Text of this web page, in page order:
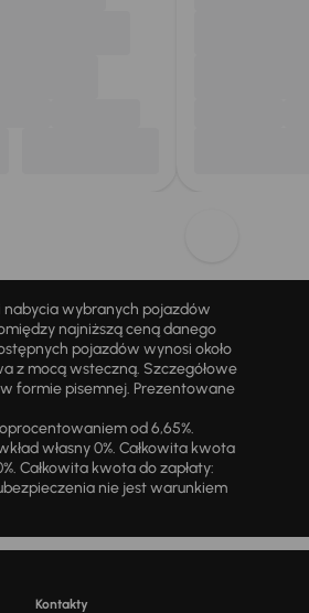
nabycia wybranych pojazdów
najniższą ceną danego
pojazdów wynosi około
z mocą wsteczną. Szczegółowe
formie pisemnej. Prezentowane
od 6,65%.
własny 0%. Całkowita kwota
Całkowita kwota do zapłaty:
ubezpieczenia nie jest warunkiem
Kontakty